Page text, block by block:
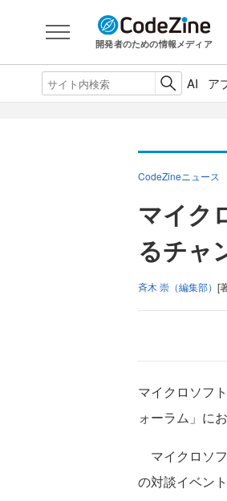
開発者のための情報メディア
AI ア
CodeZineニュース
マイク
るチャ
斉木 崇（編集部） [
マイクロソフ
ォーラム」に
マイクロソ
の対談イベン